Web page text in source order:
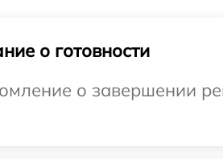
о готовности
о завершении